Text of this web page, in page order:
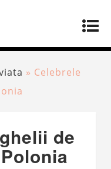
» Celebrele
de